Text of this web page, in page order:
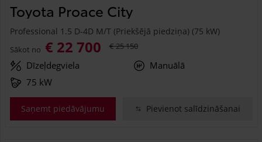
Toyota Proace City
Professional 1.5 D-4D M/T (Priekšējā piedziņa) (75 kW)
Sākot no € 22 700 € 25 150
Dīzeļdegviela
Manuālā
75 kW
Saņemt piedāvājumu Pievienot salīdzināšanai